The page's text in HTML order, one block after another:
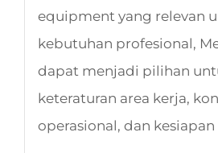
equipment yang relevan
kebutuhan profesional,
dapat menjadi pilihan
keteraturan area kerja,
operasional, dan kesiapan